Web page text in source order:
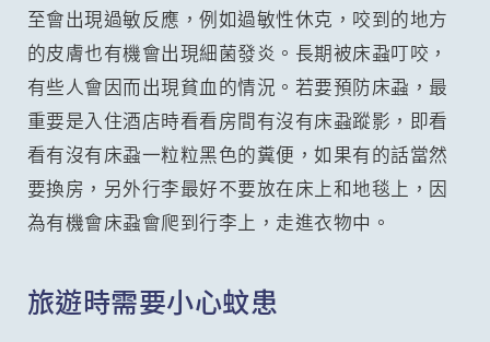
至會出現過敏反應，例如過敏性休克，咬到的地方
的皮膚也有機會出現細菌發炎。長期被床蝨叮咬，
有些人會因而出現貧血的情況。若要預防床蝨，最
重要是入住酒店時看看房間有沒有床蝨蹤影，即看
看有沒有床蝨一粒粒黑色的糞便，如果有的話當然
要換房，另外行李最好不要放在床上和地毯上，因
為有機會床蝨會爬到行李上，走進衣物中。
旅遊時需要小心蚊患